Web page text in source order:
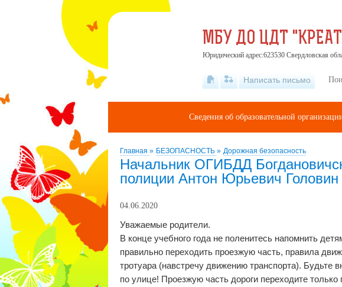
Главная » БЕЗОПАСНОСТЬ » Дорожная безопасность
Начальник ОГИБДД
полиции Антон Юрьевич Головин
04.06.2020
Уважаемые родители.
В конце учебного года не поленитесь напомнить
правильно переходить проезжую часть, правила
тротуара (навстречу движению транспорта). Будьте
по улице! Проезжую часть дороги переходите
МБУ ДО ЦДТ
Юридический адрес:623530 Свердловская
Написать письмо
Сведения об образовательной